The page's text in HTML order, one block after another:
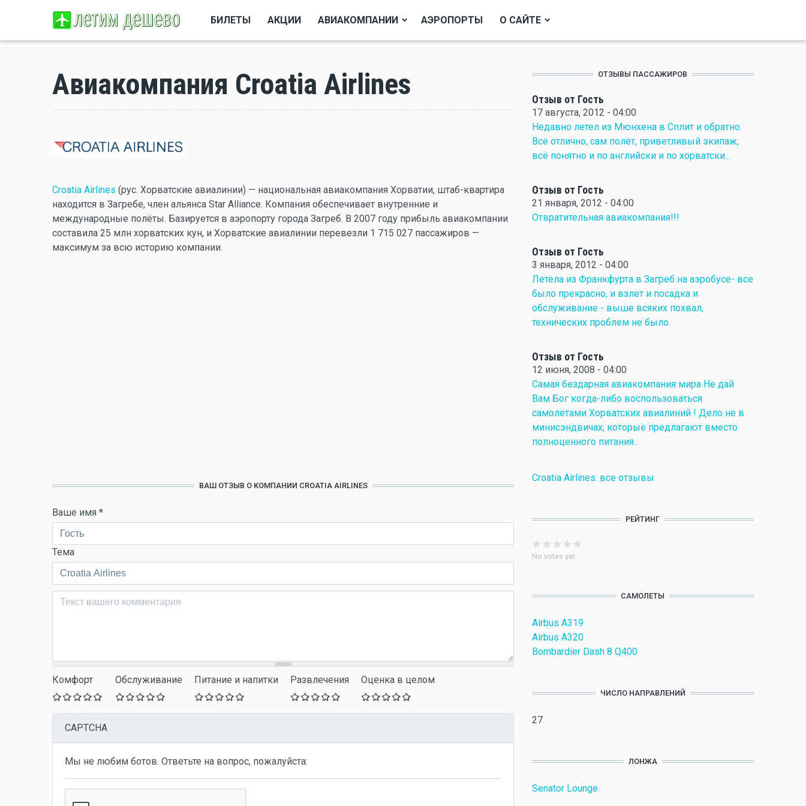
БИЛЕТЫ АКЦИИ АВИАКОМПАНИИ АЭРОПОРТЫ О САЙТЕ
Авиакомпания Croatia Airlines
Croatia Airlines (рус. Хорватские авиалинии) — национальная авиакомпания Хорватии, штаб-квартира
находится в Загребе, член альянса Star Alliance. Компания обеспечивает внутренние и
международные полёты. Базируется в аэропорту города Загреб. В 2007 году прибыль авиакомпании
составила 25 млн хорватских кун, и Хорватские авиалинии перевезли 1 715 027 пассажиров —
максимум за всю историю компании.
ВАШ ОТЗЫВ О КОМПАНИИ CROATIA AIRLINES
Ваше имя *
Тема
Комментарий*
Комфорт Обслуживание Питание и напитки Развлечения Оценка в целом
CAPTCHA
Мы не любим ботов. Ответьте на вопрос, пожалуйста:
ОТЗЫВЫ ПАССАЖИРОВ
Отзыв от Гость
17 августа, 2012 - 04:00
Недавно летел из Мюнхена в Сплит и обратно.
Всё отлично, сам полёт, приветливый экипаж,
всё понятно и по английски и по хорватски...
Отзыв от Гость
21 января, 2012 - 04:00
Отвратительная авиакомпания!!!
Отзыв от Гость
3 января, 2012 - 04:00
Летела из Франкфурта в Загреб на аэробусе- все
было прекрасно, и взлет и посадка и
обслуживание - выше всяких похвал,
технических проблем не было.
Отзыв от Гость
12 июня, 2008 - 04:00
Самая бездарная авиакомпания мира Не дай
Вам Бог когда-либо воспользоваться
самолетами Хорватских авиалиний ! Дело не в
минисэндвичах, которые предлагают вместо
полноценного питания..
Croatia Airlines: все отзывы
РЕЙТИНГ
No votes yet
САМОЛЕТЫ
Airbus A319
Airbus A320
Bombardier Dash 8 Q400
ЧИСЛО НАПРАВЛЕНИЙ
27
ЛОНЖА
Senator Lounge